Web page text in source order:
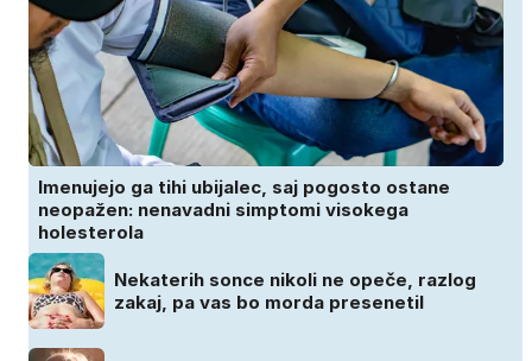
Imenujejo ga tihi ubijalec, saj pogosto ostane
neopažen: nenavadni simptomi visokega
holesterola
Nekaterih sonce nikoli ne opeče, razlog
zakaj, pa vas bo morda presenetil